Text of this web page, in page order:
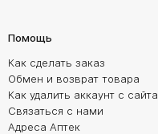
Помощь
Как сделать заказ
Обмен и возврат товара
Как удалить аккаунт с сайта
Связаться с нами
Адреса Аптек